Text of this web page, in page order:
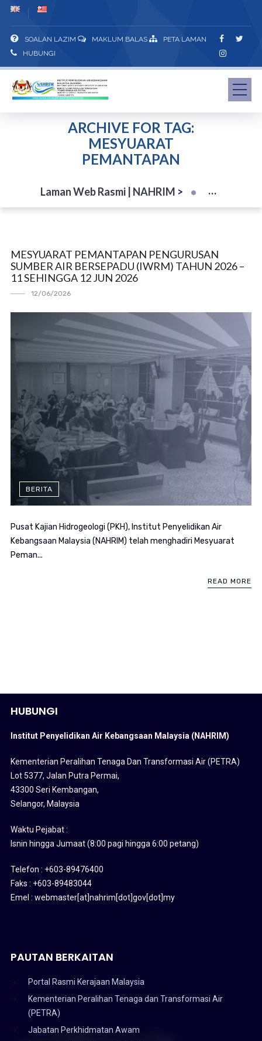
SOALAN LAZIM MAKLUM BALAS
PETA LAMAN
HUBUNGI
ARCHIVE FOR TAG:
MESYUARAT
PEMANTAPAN
Laman Web Rasmi | NAHRIM >
MESYUARAT PEMANTAPAN PENGURUSAN
SUMBER AIR BERSEPADU (IWRM) TAHUN 2026 –
11 SEHINGGA 12 JUN 2026
12/06/2026
BERITA
Pusat Kajian Hidrogeologi (PKH), Institut Penyelidikan Air
Kebangsaan Malaysia (NAHRIM) telah menghadiri Mesyuarat
Peman...
READ MORE
HUBUNGI
Institut Penyelidikan Air Kebangsaan Malaysia (NAHRIM)
Kementerian Peralihan Tenaga Dan Transformasi Air (PETRA)
Lot 5377, Jalan Putra Permai,
43300 Seri Kembangan,
Selangor, Malaysia
Waktu Pejabat :
Isnin hingga Jumaat (8:00 pagi hingga 6:00 petang)
Telefon : +603-89476400
Faks : +603-89483044
Emel : webmaster[at]nahrim[dot]gov[dot]my
PAUTAN BERKAITAN
Portal Rasmi Kerajaan Malaysia
Kementerian Peralihan Tenaga dan Transformasi Air
(PETRA)
Jabatan Perkhidmatan Awam